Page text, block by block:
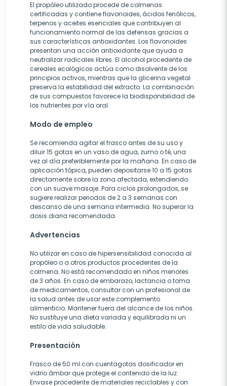
El propóleo utilizado procede de colmenas
certificadas y contiene flavonoides, ácidos fenólicos,
terpenos y aceites esenciales que contribuyen al
funcionamiento normal de las defensas gracias a
sus características antioxidantes. Los flavonoides
presentan una acción antioxidante que ayuda a
neutralizar radicales libres. El alcohol procedente de
cereales ecológicos actúa como disolvente de los
principios activos, mientras que la glicerina vegetal
preserva la estabilidad del extracto. La combinación
de sus compuestos favorece la biodisponibilidad de
los nutrientes por vía oral.
Modo de empleo
Se recomienda agitar el frasco antes de su uso y
diluir 15 gotas en un vaso de agua, zumo o té, una
vez al día preferiblemente por la mañana. En caso de
aplicación tópica, pueden depositarse 10 a 15 gotas
directamente sobre la zona afectada, extendiendo
con un suave masaje. Para ciclos prolongados, se
sugiere realizar periodos de 2 a 3 semanas con
descanso de una semana intermedia. No superar la
dosis diaria recomendada.
Advertencias
No utilizar en caso de hipersensibilidad conocida al
propóleo o a otros productos procedentes de la
colmena. No está recomendado en niños menores
de 3 años. En caso de embarazo, lactancia o toma
de medicamentos, consultar con un profesional de
la salud antes de usar este complemento
alimenticio. Mantener fuera del alcance de los niños.
No sustituye una dieta variada y equilibrada ni un
estilo de vida saludable.
Presentación
Frasco de 50 ml con cuentagotas dosificador en
vidrio ámbar que protege el contenido de la luz.
Envase procedente de materiales reciclables y con